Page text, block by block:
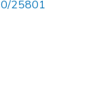
25801